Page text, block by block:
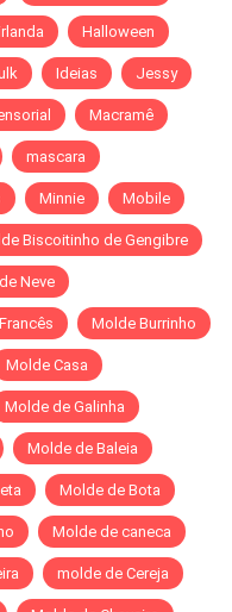
Halloween
Ideias Jessy
Macramê
mascara
Minnie Mobile
Biscoitinho de Gengibre
Neve
Molde Burrinho
Molde Casa
Molde de Galinha
Molde de Baleia
Molde de Bota
Molde de caneca
molde de Cereja